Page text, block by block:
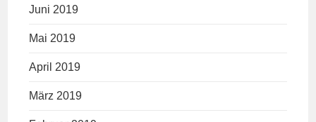
Juni 2019
Mai 2019
April 2019
März 2019